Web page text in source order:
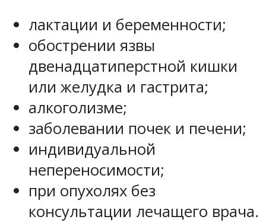
лактации и беременности;
обострении язвы
двенадцатиперстной кишки
или желудка и гастрита;
алкоголизме;
заболевании почек и печени;
индивидуальной
непереносимости;
при опухолях без
консультации лечащего врача.